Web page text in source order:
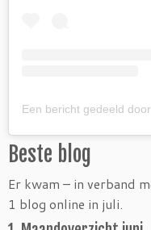
Beste blog
Er kwam – in verband
1 blog online in juli.